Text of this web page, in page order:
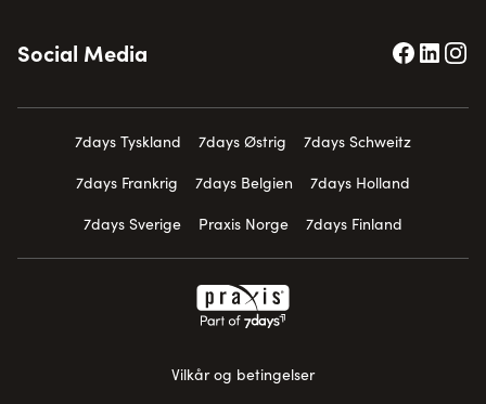
Social Media
7days Tyskland 7days Østrig
7days Schweitz
7days Frankrig
7days Belgien
7days Holland
7days Sverige
Praxis Norge 7days Finland
Vilkår og betingelser